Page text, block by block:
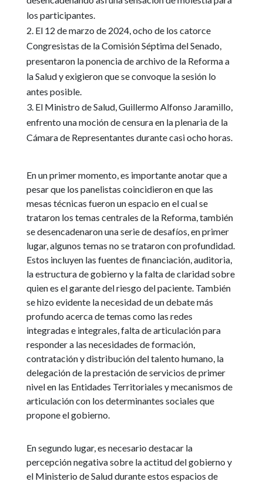
los participantes.
El 12 de marzo de 2024, ocho de los catorce
Congresistas de la Comisión Séptima del Senado,
presentaron la ponencia de archivo de la Reforma a
la Salud y exigieron que se convoque la sesión lo
antes posible.
El Ministro de Salud, Guillermo Alfonso Jaramillo,
enfrento una moción de censura en la plenaria de la
Cámara de Representantes durante casi ocho horas.
En un primer momento, es importante anotar que a
pesar que los panelistas coincidieron en que las
mesas técnicas fueron un espacio en el cual se
trataron los temas centrales de la Reforma, también
se desencadenaron una serie de desafíos, en primer
lugar, algunos temas no se trataron con profundidad.
Estos incluyen las fuentes de financiación, auditoria,
la estructura de gobierno y la falta de claridad sobre
quien es el garante del riesgo del paciente. También
se hizo evidente la necesidad de un debate más
profundo acerca de temas como las redes
integradas e integrales, falta de articulación para
responder a las necesidades de formación,
contratación y distribución del talento humano, la
delegación de la prestación de servicios de primer
nivel en las Entidades Territoriales y mecanismos de
articulación con los determinantes sociales que
propone el gobierno.
En segundo lugar, es necesario destacar la
percepción negativa sobre la actitud del gobierno y
el Ministerio de Salud durante estos espacios de